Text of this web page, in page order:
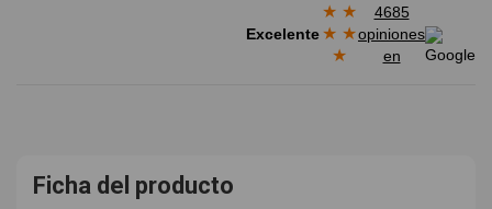
Excelente
★ ★
★ ★
★
4685
opiniones
en
Ficha del producto